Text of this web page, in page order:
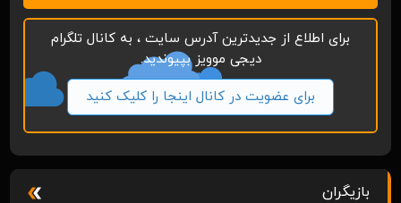
برای اطلاع از جدیدترین آدرس سایت ، به کانال تلگرام
دیجی موویز بپیوندید.
برای عضویت در کانال اینجا را کلیک کنید
بازیگران